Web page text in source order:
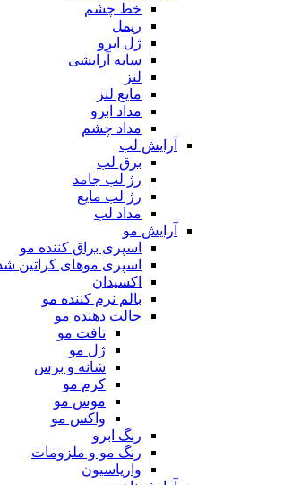
خط چشم
ریمل
ژل ابرو
سایه آرایشی
لنز
مایع لنز
مداد ابرو
مداد چشم
آرایش لب
برق لب
رژ لب جامد
رژ لب مایع
مداد لب
آرایش مو
اسپری براق کننده مو
اسپری موهای کراتین
اکسیدان
بالم نرم کننده مو
حالت دهنده مو
تافت مو
ژل مو
شانه و برس
کرم مو
موس مو
واکس مو
رنگ ابرو
رنگ مو و ملزومات
واریاسیون